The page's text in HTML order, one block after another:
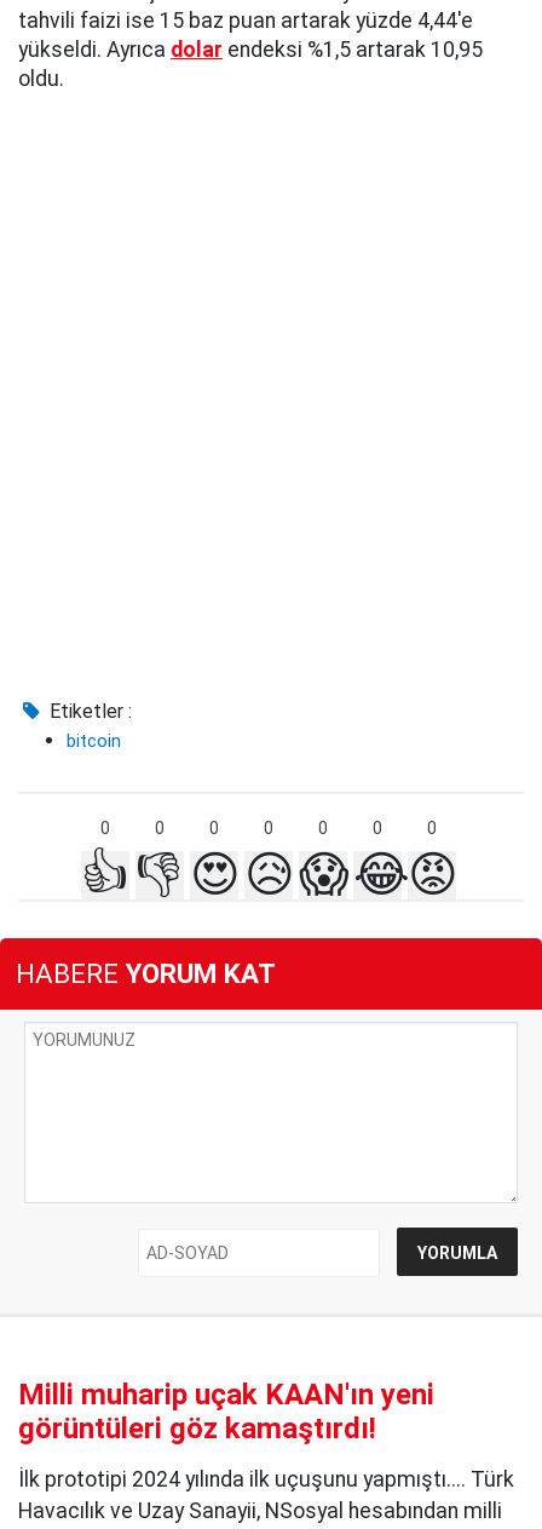
tahvili faizi ise 15 baz puan artarak yüzde 4,44'e
yükseldi. Ayrıca dolar endeksi %1,5 artarak 10,95
oldu.
Etiketler :
bitcoin
0 0 0 0 0 0 0
👍 👎 😍😥😱😂😡
HABERE YORUM KAT
Milli muharip uçak KAAN'ın yeni
görüntüleri göz kamaştırdı!
İlk prototipi 2024 yılında ilk uçuşunu yapmıştı.... Türk
Havacılık ve Uzay Sanayii, NSosyal hesabından milli